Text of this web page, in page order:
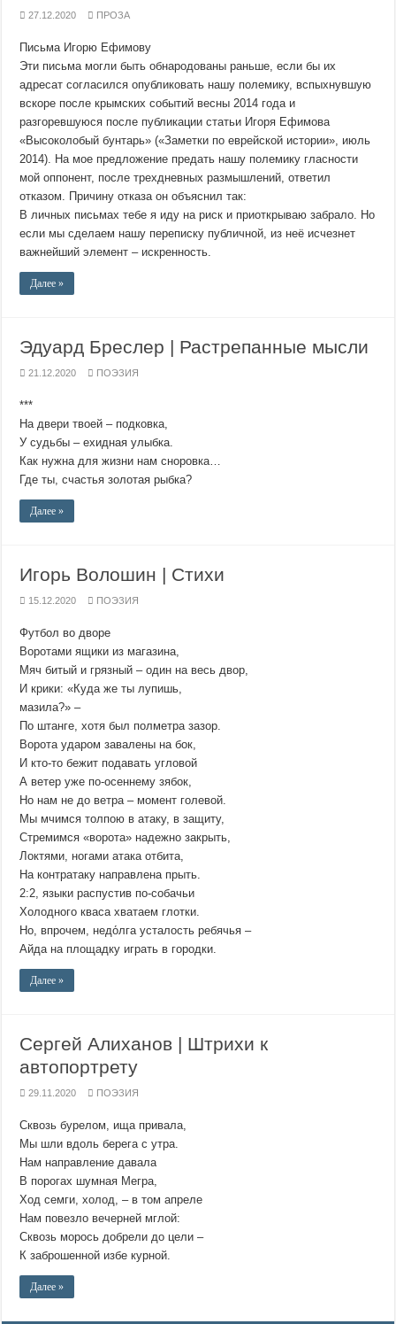
27.12.2020 ПРОЗА
Письма Игорю Ефимову
Эти письма могли быть обнародованы раньше, если бы их
адресат согласился опубликовать нашу полемику, вспыхнувшую
вскоре после крымских событий весны 2014 года и
разгоревшуюся после публикации статьи Игоря Ефимова
«Высоколобый бунтарь» («Заметки по еврейской истории», июль
2014). На мое предложение предать нашу полемику гласности
мой оппонент, после трехдневных размышлений, ответил
отказом. Причину отказа он объяснил так:
В личных письмах тебе я иду на риск и приоткрываю забрало. Но
если мы сделаем нашу переписку публичной, из неё исчезнет
важнейший элемент – искренность.
Далее »
Эдуард Бреслер | Растрепанные мысли
21.12.2020 ПОЭЗИЯ
***
На двери твоей – подковка,
У судьбы – ехидная улыбка.
Как нужна для жизни нам сноровка…
Где ты, счастья золотая рыбка?
Далее »
Игорь Волошин | Стихи
15.12.2020 ПОЭЗИЯ
Футбол во дворе
Воротами ящики из магазина,
Мяч битый и грязный – один на весь двор,
И крики: «Куда же ты лупишь,
мазила?» –
По штанге, хотя был полметра зазор.
Ворота ударом завалены на бок,
И кто-то бежит подавать угловой
А ветер уже по-осеннему зябок,
Но нам не до ветра – момент голевой.
Мы мчимся толпою в атаку, в защиту,
Стремимся «ворота» надежно закрыть,
Локтями, ногами атака отбита,
На контратаку направлена прыть.
2:2, языки распустив по-собачьи
Холодного кваса хватаем глотки.
Но, впрочем, недо́лга усталость ребячья –
Айда на площадку играть в городки.
Далее »
Сергей Алиханов | Штрихи к
автопортрету
29.11.2020 ПОЭЗИЯ
Сквозь бурелом, ища привала,
Мы шли вдоль берега с утра.
Нам направление давала
В порогах шумная Мегра,
Ход семги, холод, – в том апреле
Нам повезло вечерней мглой:
Сквозь морось добрели до цели –
К заброшенной избе курной.
Далее »